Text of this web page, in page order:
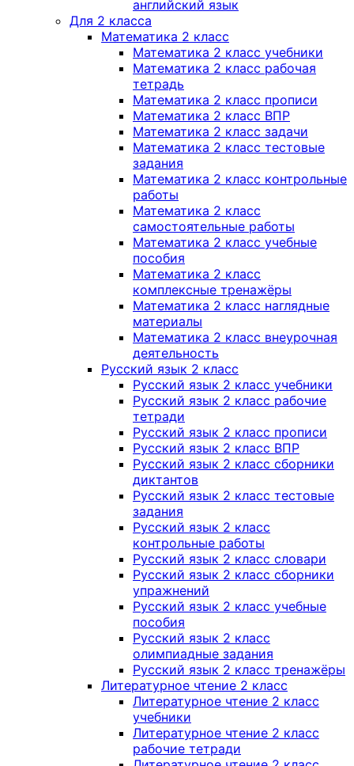
английский язык
Для 2 класса
Математика 2 класс
Математика 2 класс учебники
Математика 2 класс рабочая
тетрадь
Математика 2 класс прописи
Математика 2 класс ВПР
Математика 2 класс задачи
Математика 2 класс тестовые
задания
Математика 2 класс контрольные
работы
Математика 2 класс
самостоятельные работы
Математика 2 класс учебные
пособия
Математика 2 класс
комплексные тренажёры
Математика 2 класс наглядные
материалы
Математика 2 класс внеурочная
деятельность
Русский язык 2 класс
Русский язык 2 класс учебники
Русский язык 2 класс рабочие
тетради
Русский язык 2 класс прописи
Русский язык 2 класс ВПР
Русский язык 2 класс сборники
диктантов
Русский язык 2 класс тестовые
задания
Русский язык 2 класс
контрольные работы
Русский язык 2 класс словари
Русский язык 2 класс сборники
упражнений
Русский язык 2 класс учебные
пособия
Русский язык 2 класс
олимпиадные задания
Русский язык 2 класс тренажёры
Литературное чтение 2 класс
Литературное чтение 2 класс
учебники
Литературное чтение 2 класс
рабочие тетради